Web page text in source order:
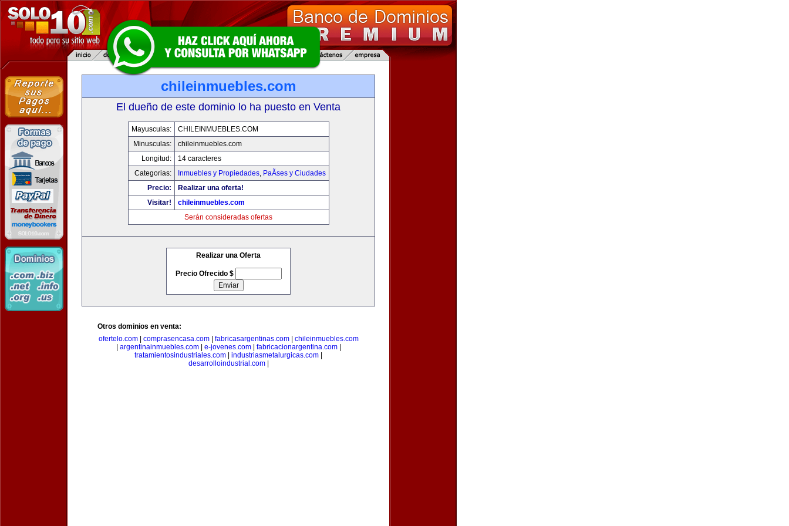
chileinmuebles.com
El dueño de este dominio lo ha puesto en Venta
Mayusculas:
CHILEINMUEBLES.COM
Minusculas:
chileinmuebles.com
Longitud:
14 caracteres
Categorias:
Inmuebles y Propiedades, PaÃ­ses y Ciudades
Precio:
Realizar una oferta!
Visitar!
chileinmuebles.com
Serán consideradas ofertas
Realizar una Oferta
Precio Ofrecido $
Otros dominios en venta:
ofertelo.com| comprasencasa.com| fabricasargentinas.com| chileinmuebles.com
argentinainmuebles.com| e-jovenes.com| fabricacionargentina.com|
tratamientosindustriales.com
industriasmetalurgicas.com
desarrolloindustrial.com|